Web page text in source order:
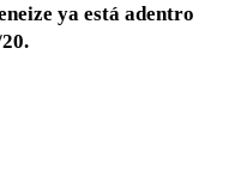
ya está adentro